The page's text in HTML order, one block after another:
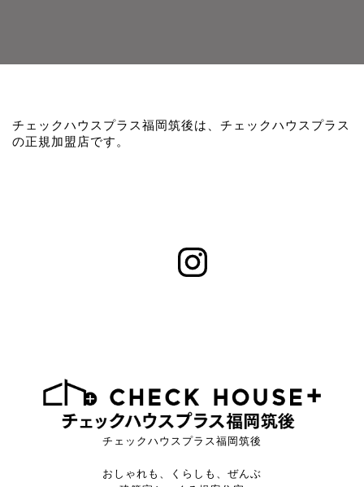
チェックハウスプラス福岡筑後は、チェックハウスプラス
の正規加盟店です。
チェックハウスプラス福岡筑後
おしゃれも、くらしも、ぜんぶ